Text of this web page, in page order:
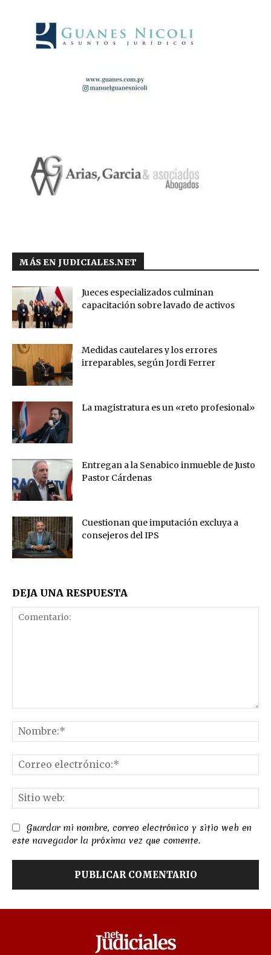
MÁS EN JUDICIALES.NET
Jueces especializados culminan
capacitación sobre lavado de activos
Medidas cautelares y los errores
irreparables, según Jordi Ferrer
La magistratura es un «reto profesional»
Entregan a la Senabico inmueble de Justo
Pastor Cárdenas
Cuestionan que imputación excluya a
consejeros del IPS
DEJA UNA RESPUESTA
Guardar mi nombre, correo electrónico y sitio web en
este navegador la próxima vez que comente.